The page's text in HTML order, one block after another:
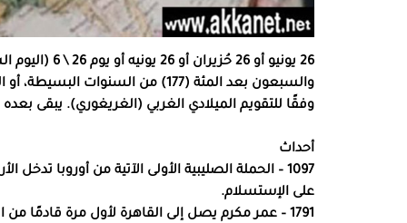
26 يونيو أو
وفقًا للتقويم الميلادي الغربي (الغريغوري). يبقى بعده 188 يوما لانتهاء السنة.
أحداث
1097 – الحملة الصليبية الأولى الآتية من أوروبا
على الإستسلام.
1791 – عمر مكرم يصل إلى القاهرة لأول مرة قادمًا من الصعيد.